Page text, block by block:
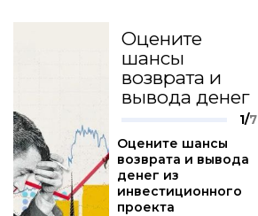
Оцените
шансы
возврата и
вывода денег
1/7
Оцените шансы
возврата и вывода
денег из
инвестиционного
проекта